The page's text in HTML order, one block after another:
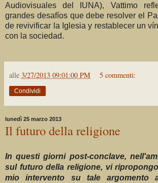
Audiovisuales del IUNA), Vattimo
grandes desafíos que debe resolver el
de revivificar la Iglesia y restablecer un
con la sociedad.
alle 3/27/2013 09:01:00 PM 5 commenti:
Condividi
lunedì 25 marzo 2013
Il futuro della religione
In questi giorni post-conclave,
sul futuro della religione, vi
mio intervento su tale argomento